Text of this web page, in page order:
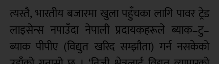
त्यस्तै, भारतीय बजारमा खुला पहुँचका लागि पावर ट्रेड
लाइसेन्स नपाउँदा नेपाली प्रदायकहरूले ब्याक–टु–
ब्याक पीपीए (विद्युत खरिद सम्झौता) गर्न नसकेको